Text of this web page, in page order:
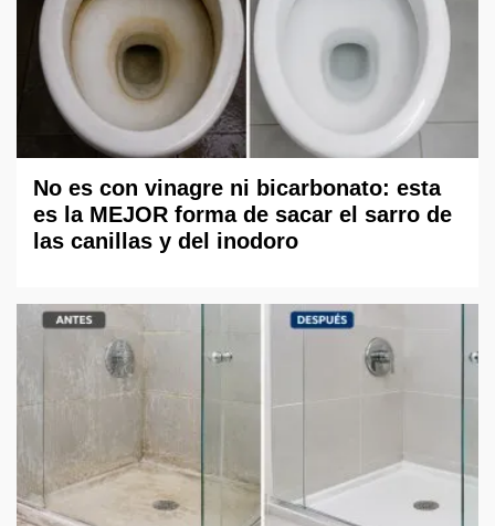
No es con vinagre ni bicarbonato: esta
es la MEJOR forma de sacar el sarro de
las canillas y del inodoro